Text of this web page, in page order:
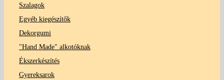
Szalagok
Egyéb kiegészítők
Dekorgumi
"Hand Made" alkotóknak
Ékszerkészítés
Gyereksarok